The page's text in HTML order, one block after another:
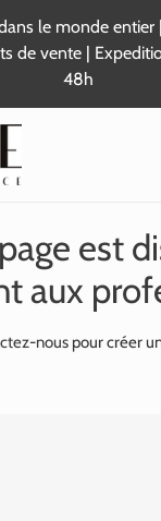
le monde
de vente |
48h
est
aux
nous pour créer